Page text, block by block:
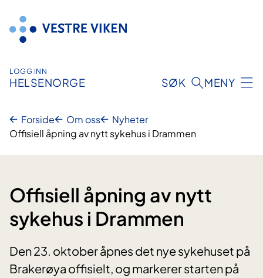
innhold
LOGG INN
HELSENORGE SØK MENY
Forside Om oss
Nyheter
Offisiell åpning av nytt sykehus i Drammen
Offisiell åpning av nytt
sykehus i Drammen
Den 23. oktober åpnes det nye sykehuset på
Brakerøya offisielt, og markerer starten på